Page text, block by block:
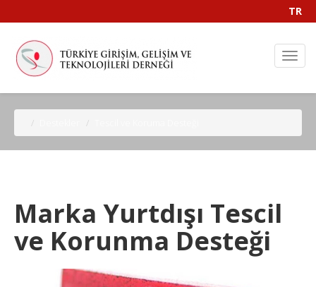
TR
Marka Yurtdışı Tescil
ve Korunma Desteği